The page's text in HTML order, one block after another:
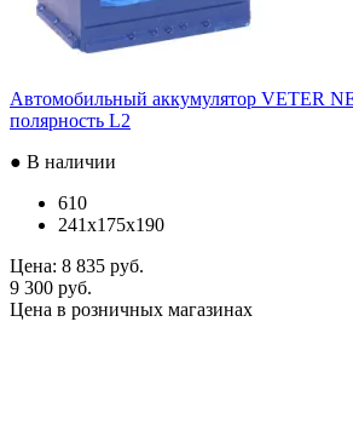
Автомобильный аккумулятор VETER
полярность L2
● В наличии
610
241x175x190
Цена: 8 835 руб.
9 300 руб.
Цена в розничных магазинах